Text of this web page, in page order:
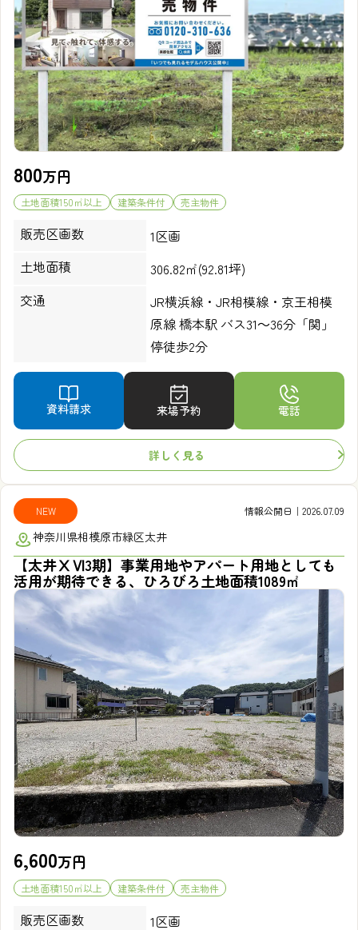
800万円
土地面積150㎡以上 建築条件付 売主物件
販売区画数
1区画
土地面積
306.82㎡(92.81坪)
交通
JR横浜線・JR相模線・京王相模
原線 橋本駅 バス31～36分「関」
停徒歩2分
資料請求 来場予約 電話
詳しく見る
NEW 情報公開日｜2026.07.09
神奈川県相模原市緑区太井
【太井ⅩⅥ3期】事業用地やアパート用地としても
活用が期待できる、ひろびろ土地面積1089㎡
6,600万円
土地面積150㎡以上 建築条件付 売主物件
販売区画数 1区画